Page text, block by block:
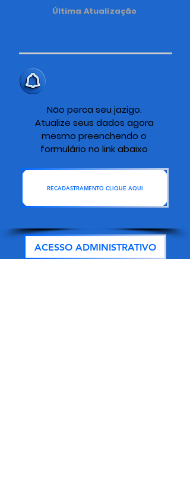
Última Atualização
Não perca seu jazigo.
Atualize seus dados agora
mesmo preenchendo o
formulário no link abaixo
RECADASTRAMENTO CLIQUE AQUI
ACESSO ADMINISTRATIVO